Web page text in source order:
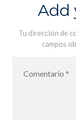
Add
Tu dirección de
campos